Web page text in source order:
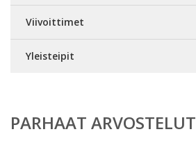
Viivoittimet
Yleisteipit
PARHAAT ARVOSTELUT